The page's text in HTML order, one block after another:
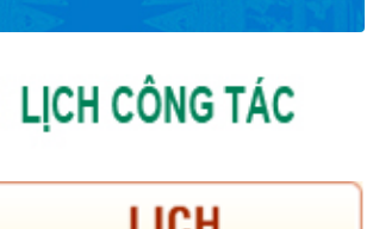
vốn tín dụng chính sách xã hội theo Quyết
TTg, ngày 17/8/2023 của Thủ tướng
đối với người chấp hành xong án phạt
chính sách điểm tựa vững chắc giúp hộ
chính sách là Hội viên Hội Phụ nữ